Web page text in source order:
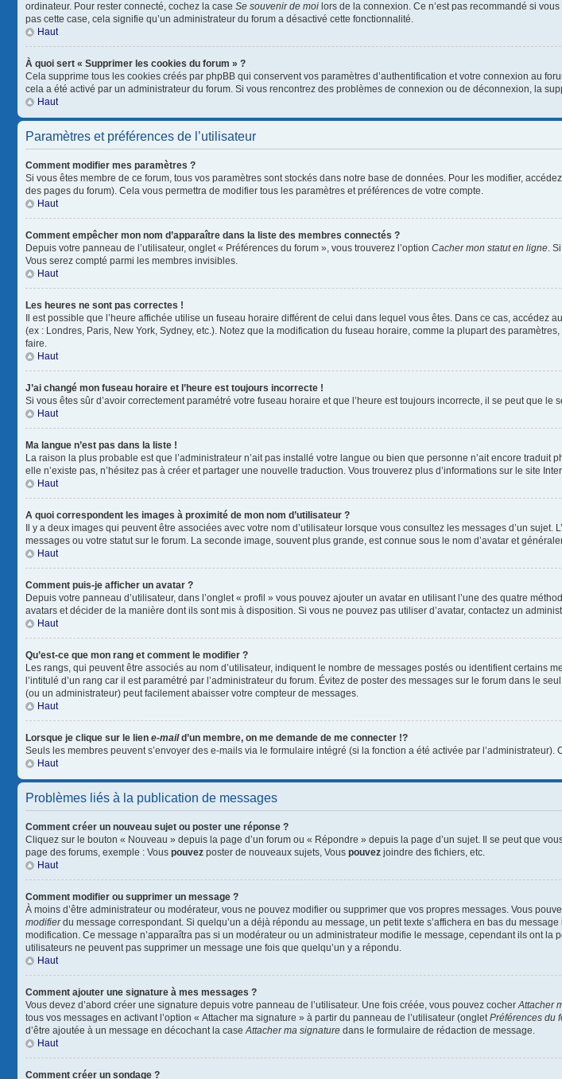
ordinateur. Pour rester connecté, cochez la case Se souvenir de moi lors de la connexion. Ce n’est pas recommandé si
pas cette case, cela signifie qu’un administrateur du forum a désactivé cette fonctionnalité.
Haut
À quoi sert « Supprimer les cookies du forum » ?
Cela supprime tous les cookies créés par phpBB qui conservent vos paramètres d’authentification et votre connexion au
cela a été activé par un administrateur du forum. Si vous rencontrez des problèmes de connexion ou de déconnexion, la
Haut
Paramètres et préférences de l’utilisateur
Comment modifier mes paramètres ?
Si vous êtes membre de ce forum, tous vos paramètres sont stockés dans notre base de données. Pour les modifier,
des pages du forum). Cela vous permettra de modifier tous les paramètres et préférences de votre compte.
Haut
Comment empêcher mon nom d’apparaître dans la liste des membres connectés ?
Depuis votre panneau de l’utilisateur, onglet « Préférences du forum », vous trouverez l’option Cacher mon statut en ligne.
Vous serez compté parmi les membres invisibles.
Haut
Les heures ne sont pas correctes !
Il est possible que l’heure affichée utilise un fuseau horaire différent de celui dans lequel vous êtes. Dans ce cas, accédez au
(ex : Londres, Paris, New York, Sydney, etc.). Notez que la modification du fuseau horaire, comme la plupart des
faire.
Haut
J’ai changé mon fuseau horaire et l’heure est toujours incorrecte !
Si vous êtes sûr d’avoir correctement paramétré votre fuseau horaire et que l’heure est toujours incorrecte, il se peut que
Haut
Ma langue n’est pas dans la liste !
La raison la plus probable est que l’administrateur n’ait pas installé votre langue ou bien que personne n’ait encore
elle n’existe pas, n’hésitez pas à créer et partager une nouvelle traduction. Vous trouverez plus d’informations sur le site
Haut
A quoi correspondent les images à proximité de mon nom d’utilisateur ?
Il y a deux images qui peuvent être associées avec votre nom d’utilisateur lorsque vous consultez les messages d’un
messages ou votre statut sur le forum. La seconde image, souvent plus grande, est connue sous le nom d’avatar et
Haut
Comment puis-je afficher un avatar ?
Depuis votre panneau d’utilisateur, dans l’onglet « profil » vous pouvez ajouter un avatar en utilisant l’une des quatre
avatars et décider de la manière dont ils sont mis à disposition. Si vous ne pouvez pas utiliser d’avatar, contactez un
Haut
Qu’est-ce que mon rang et comment le modifier ?
Les rangs, qui peuvent être associés au nom d’utilisateur, indiquent le nombre de messages postés ou identifient
l’intitulé d’un rang car il est paramétré par l’administrateur du forum. Évitez de poster des messages sur le forum dans le
(ou un administrateur) peut facilement abaisser votre compteur de messages.
Haut
Lorsque je clique sur le lien e-maild’un membre, on me demande de me connecter !?
Seuls les membres peuvent s’envoyer des e-mails via le formulaire intégré (si la fonction a été activée par
Haut
Problèmes liés à la publication de messages
Comment créer un nouveau sujet ou poster une réponse ?
Cliquez sur le bouton « Nouveau » depuis la page d’un forum ou « Répondre » depuis la page d’un sujet. Il se peut que
page des forums, exemple : Vous pouvez poster de nouveaux sujets, Vous pouvez joindre des fichiers, etc.
Haut
Comment modifier ou supprimer un message ?
À moins d’être administrateur ou modérateur, vous ne pouvez modifier ou supprimer que vos propres messages. Vous
modifierdu message correspondant. Si quelqu’un a déjà répondu au message, un petit texte s’affichera en bas du
modification. Ce message n’apparaîtra pas si un modérateur ou un administrateur modifie le message, cependant ils ont
utilisateurs ne peuvent pas supprimer un message une fois que quelqu’un y a répondu.
Haut
Comment ajouter une signature à mes messages ?
Vous devez d’abord créer une signature depuis votre panneau de l’utilisateur. Une fois créée, vous pouvez cocherAttacher
tous vos messages en activant l’option « Attacher ma signature » à partir du panneau de l’utilisateur (ongletPréférences du
d’être ajoutée à un message en décochant la caseAttacher ma signature dans le formulaire de rédaction de message.
Haut
Comment créer un sondage ?